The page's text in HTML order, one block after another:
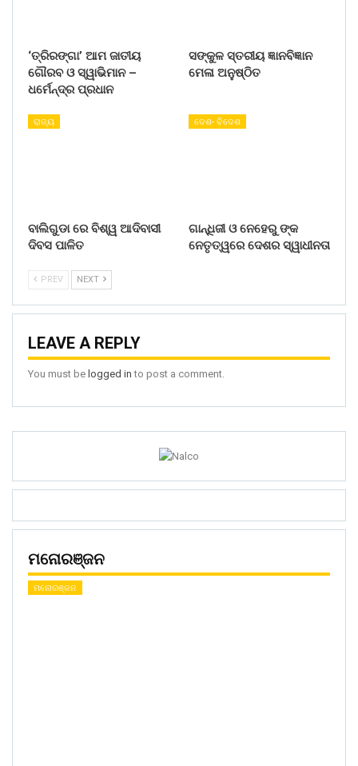
‘ତ୍ରିରଙ୍ଗା’ ଆମ ଜାତୀୟ
ଗୌରବ ଓ ସ୍ୱାଭିମାନ –
ଧର୍ମେନ୍ଦ୍ର ପ୍ରଧାନ
ସଙ୍କୁଳ ସ୍ତରୀୟ ଜ୍ଞାନବିଜ୍ଞାନ
ମେଳା ଅନୁଷ୍ଠିତ
ରାଜ୍ୟ
ବାଲିଗୁଡା ରେ ବିଶ୍ୱ ଆଦିବାସୀ
ଦିବସ ପାଳିତ
ଦେଶ- ବିଦେଶ
ଗାନ୍ଧିଜୀ ଓ ନେହେରୁ ଙ୍କ
ନେତୃତ୍ୱରେ ଦେଶର ସ୍ୱାଧୀନତା
PREV NEXT
LEAVE A REPLY
You must be logged in to post a comment.
ମନୋରଞ୍ଜନ
ମନୋରଞ୍ଜନ